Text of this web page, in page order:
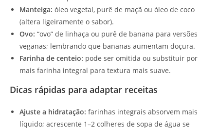
Manteiga: óleo vegetal, purê de maçã ou óleo de coco
(altera ligeiramente o sabor).
Ovo: “ovo” de linhaça ou purê de banana para versões
veganas; lembrando que bananas aumentam doçura.
Farinha de centeio: pode ser omitida ou substituir por
mais farinha integral para textura mais suave.
Dicas rápidas para adaptar receitas
Ajuste a hidratação: farinhas integrais absorvem mais
líquido; acrescente 1–2 colheres de sopa de água se